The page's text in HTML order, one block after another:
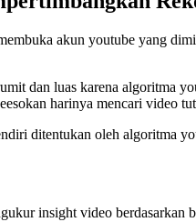
akun youtube yang
dan luas karena algoritma
harinya mencari video
ditentukan oleh algoritma
insight video berdasarkan